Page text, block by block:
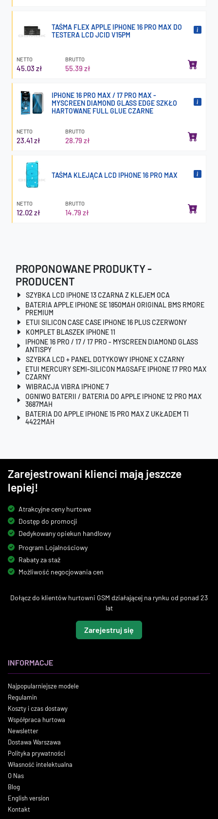
TAŚMA FLEX APPLE IPHONE 16 PRO MAX DO
TESTERA LCD JCID V15PM
NETTO
45.03 zł
BRUTTO
55.39 zł
IPHONE 16 PRO MAX / 17 PRO MAX -
MYSCREEN DIAMOND GLASS EDGE SZKŁO
HARTOWANE FULL GLUE CZARNE
NETTO
23.41 zł
BRUTTO
28.79 zł
TAŚMA KLEJĄCA LCD IPHONE 16 PRO MAX
NETTO
12.02 zł
BRUTTO
14.79 zł
PROPONOWANE PRODUKTY -
PRODUCENT
SZYBKA LCD IPHONE 13 CZARNA Z KLEJEM OCA
BATERIA APPLE IPHONE SE 1850MAH ORIGINAL BMS RMORE
PREMIUM
ETUI SILICON CASE CASE IPHONE 16 PLUS CZERWONY
KOMPLET BLASZEK IPHONE 11
IPHONE 16 PRO / 17 / 17 PRO - MYSCREEN DIAMOND GLASS
ANTISPY
SZYBKA LCD + PANEL DOTYKOWY IPHONE X CZARNY
ETUI MERCURY SEMI-SILICON MAGSAFE IPHONE 17 PRO MAX
CZARNY
WIBRACJA VIBRA IPHONE 7
OGNIWO BATERII / BATERIA DO APPLE IPHONE 12 PRO MAX
3687MAH
BATERIA DO APPLE IPHONE 15 PRO MAX Z UKŁADEM TI
4422MAH
Zarejestrowani klienci mają jeszcze
lepiej!
Atrakcyjne ceny hurtowe
Dostęp do promocji
Dedykowany opiekun handlowy
Program Lojalnościowy
Rabaty za staż
Możliwość negocjowania cen
Dołącz do klientów hurtowni GSM działającej na rynku od ponad 23
lat
Zarejestruj się
INFORMACJE
Najpopularniejsze modele
Regulamin
Koszty i czas dostawy
Współpraca hurtowa
Newsletter
Dostawa Warszawa
Polityka prywatności
Własność intelektualna
O Nas
Blog
English version
Kontakt